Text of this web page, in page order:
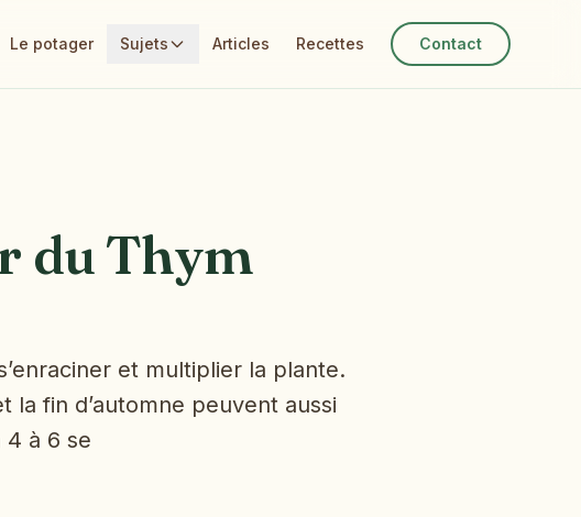
Le potager Sujets Articles Recettes Contact
du Thym
et multiplier la plante.
fin d’automne peuvent aussi
à 6 se